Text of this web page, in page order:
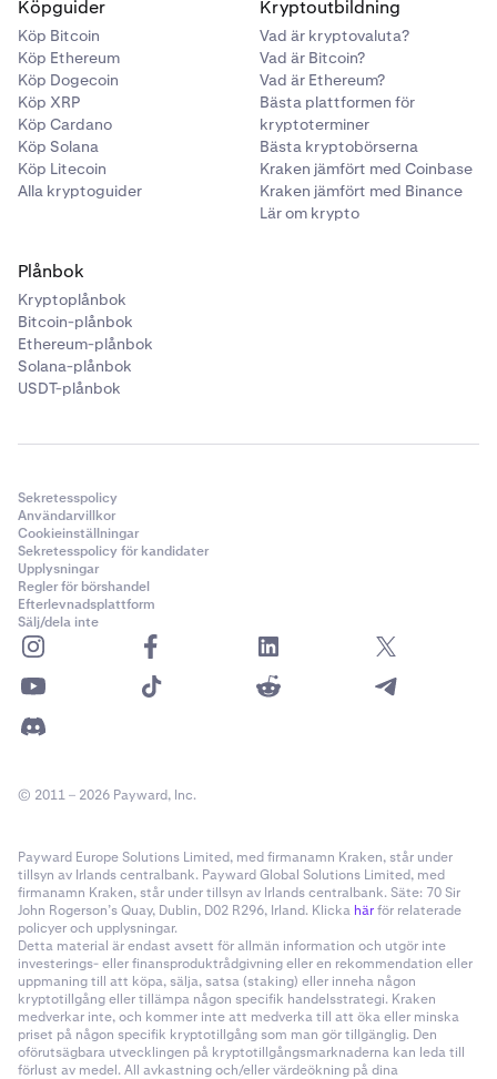
Köpguider
Köp Bitcoin
Köp Ethereum
Köp Dogecoin
Köp XRP
Köp Cardano
Köp Solana
Köp Litecoin
Alla kryptoguider
Kryptoutbildning
Vad är kryptovaluta?
Vad är Bitcoin?
Vad är Ethereum?
Bästa plattformen för
kryptoterminer
Bästa kryptobörserna
Kraken jämfört med Coinbase
Kraken jämfört med Binance
Lär om krypto
Plånbok
Kryptoplånbok
Bitcoin-plånbok
Ethereum-plånbok
Solana-plånbok
USDT-plånbok
Sekretesspolicy
Användarvillkor
Cookieinställningar
Sekretesspolicy för kandidater
Upplysningar
Regler för börshandel
Efterlevnadsplattform
Sälj/dela inte
© 2011 – 2026 Payward, Inc.
Payward Europe Solutions Limited, med firmanamn Kraken, står under
tillsyn av Irlands centralbank. Payward Global Solutions Limited, med
firmanamn Kraken, står under tillsyn av Irlands centralbank. Säte: 70 Sir
John Rogerson’s Quay, Dublin, D02 R296, Irland. Klicka härför relaterade
policyer och upplysningar.
Detta material är endast avsett för allmän information och utgör inte
investerings- eller finansproduktrådgivning eller en rekommendation eller
uppmaning till att köpa, sälja, satsa (staking) eller inneha någon
kryptotillgång eller tillämpa någon specifik handelsstrategi. Kraken
medverkar inte, och kommer inte att medverka till att öka eller minska
priset på någon specifik kryptotillgång som man gör tillgänglig. Den
oförutsägbara utvecklingen på kryptotillgångsmarknaderna kan leda till
förlust av medel. All avkastning och/eller värdeökning på dina